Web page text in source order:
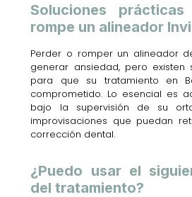
Soluciones
rompe un alineador
Perder o romper un alineador
generar ansiedad, pero existen
para que su tratamiento en
comprometido. Lo esencial es
bajo la supervisión de su
improvisaciones que puedan
corrección dental.
¿Puedo usar el
del tratamiento?